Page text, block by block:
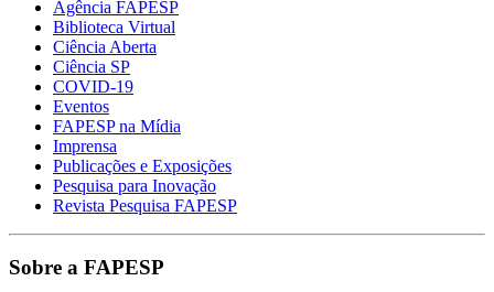
Agência FAPESP
Biblioteca Virtual
Ciência Aberta
Ciência SP
COVID-19
Eventos
FAPESP na Mídia
Imprensa
Publicações e Exposições
Pesquisa para Inovação
Revista Pesquisa FAPESP
Sobre a FAPESP